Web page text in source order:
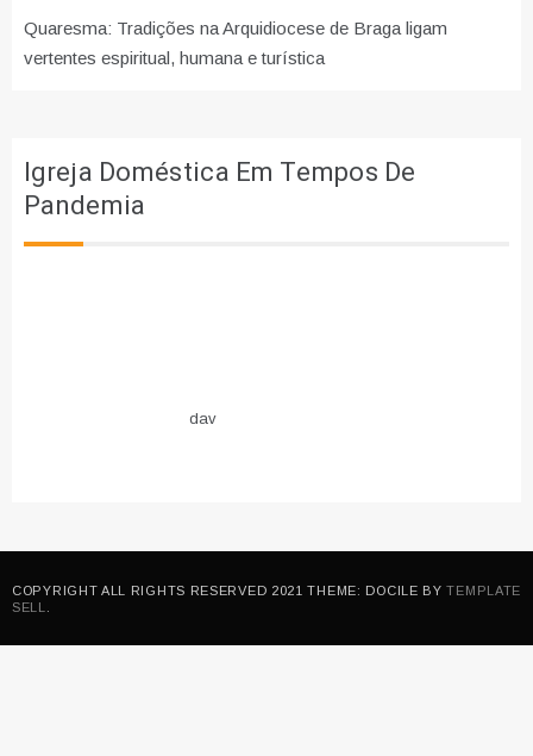
Quaresma: Tradições na Arquidiocese de Braga ligam
vertentes espiritual, humana e turística
Igreja Doméstica Em Tempos De
Pandemia
dav
COPYRIGHT ALL RIGHTS RESERVED 2021 THEME: DOCILE BYTEMPLATE
SELL